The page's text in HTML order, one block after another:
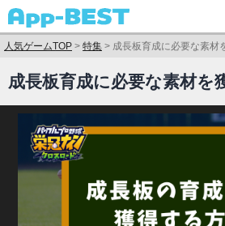
人気ゲームTOP > 特集 > 成長板育成に必要な素材
成長板育成に必要な素材を